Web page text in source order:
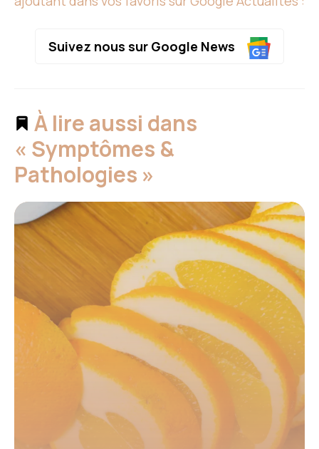
Suivez nous sur Google News
À lire aussi dans
« Symptômes &
Pathologies »